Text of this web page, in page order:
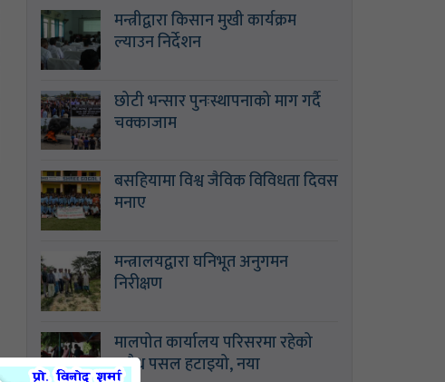
मन्त्रीद्वारा किसान मुखी कार्यक्रम
ल्याउन निर्देशन
छोटी भन्सार पुनःस्थापनाको माग गर्दै
चक्काजाम
बसहियामा विश्व जैविक विविधता दिवस
मनाए
मन्त्रालयद्वारा घनिभूत अनुगमन
निरीक्षण
मालपोत कार्यालय परिसरमा रहेको
अवैध पसल हटाइयो, नया